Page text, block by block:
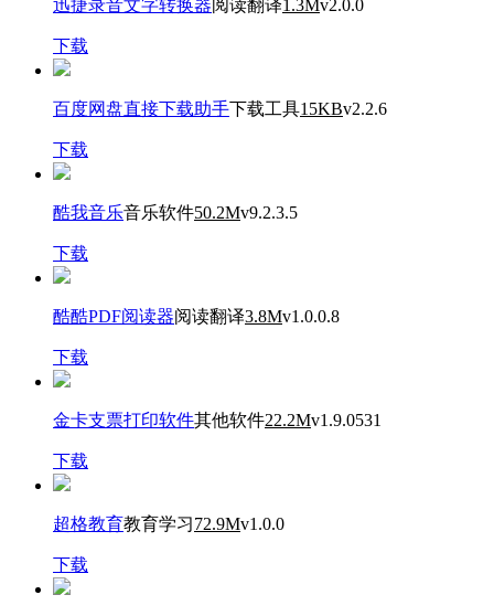
迅捷录音文字转换器 阅读翻译1.3Mv2.0.0
下载
百度网盘直接下载助手下载工具15KBv2.2.6
下载
酷我音乐音乐软件50.2Mv9.2.3.5
下载
酷酷PDF阅读器阅读翻译3.8Mv1.0.0.8
下载
金卡支票打印软件其他软件22.2Mv1.9.0531
下载
超格教育教育学习72.9Mv1.0.0
下载